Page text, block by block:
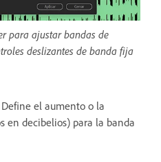
para ajustar bandas de
deslizantes de banda fija
Define el aumento o la
en decibelios) para la banda